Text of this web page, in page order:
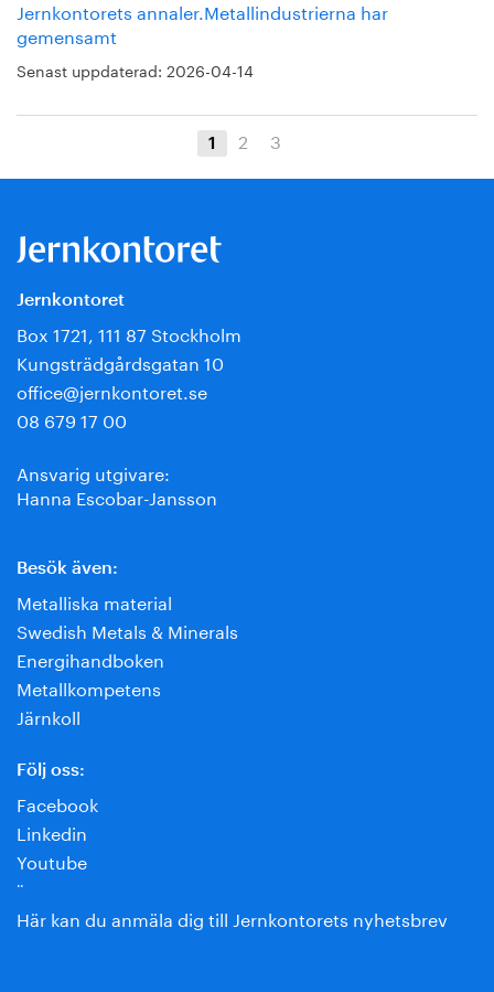
Jernkontorets annaler.Metallindustrierna har
gemensamt
Senast uppdaterad: 2026-04-14
1 2 3
Jernkontoret
Box 1721, 111 87 Stockholm
Kungsträdgårdsgatan 10
office@jernkontoret.se
08 679 17 00
Ansvarig utgivare:
Hanna Escobar-Jansson
Besök även:
Metalliska material
Swedish Metals & Minerals
Energihandboken
Metallkompetens
Järnkoll
Följ oss:
Facebook
Linkedin
Youtube
¨
Här kan du anmäla dig till Jernkontorets nyhetsbrev